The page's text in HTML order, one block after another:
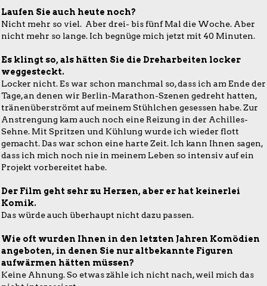
Laufen Sie auch heute noch?
Nicht mehr so viel. Aber drei- bis fünf Mal die Woche. Aber
nicht mehr so lange. Ich begnüge mich jetzt mit 40 Minuten.
Es klingt so, als hätten Sie die Dreharbeiten locker
weggesteckt.
Locker nicht. Es war schon manchmal so, dass ich am Ende der
Tage, an denen wir Berlin-Marathon-Szenen gedreht hatten,
tränenüberströmt auf meinem Stühlchen gesessen habe. Zur
Anstrengung kam auch noch eine Reizung in der Achilles-
Sehne. Mit Spritzen und Kühlung wurde ich wieder flott
gemacht. Das war schon eine harte Zeit. Ich kann Ihnen sagen,
dass ich mich noch nie in meinem Leben so intensiv auf ein
Projekt vorbereitet habe.
Der Film geht sehr zu Herzen, aber er hat keinerlei
Komik.
Das würde auch überhaupt nicht dazu passen.
Wie oft wurden Ihnen in den letzten Jahren Komödien
angeboten, in denen Sie nur altbekannte Figuren
aufwärmen hätten müssen?
Keine Ahnung. So etwas zähle ich nicht nach, weil mich das